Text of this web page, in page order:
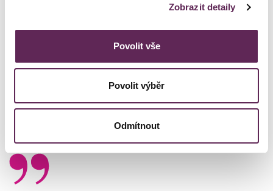
Zobrazit detaily
Povolit vše
Povolit výběr
Odmítnout